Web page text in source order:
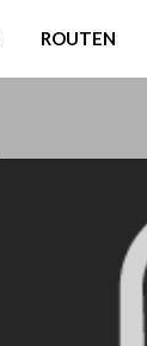
ROUTEN